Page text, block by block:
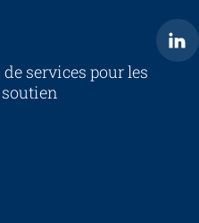
services pour les